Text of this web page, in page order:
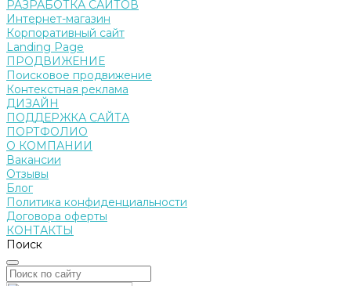
РАЗРАБОТКА САЙТОВ
Интернет-магазин
Корпоративный сайт
Landing Page
ПРОДВИЖЕНИЕ
Поисковое продвижение
Контекстная реклама
ДИЗАЙН
ПОДДЕРЖКА САЙТА
ПОРТФОЛИО
О КОМПАНИИ
Вакансии
Отзывы
Блог
Политика конфиденциальности
Договора оферты
КОНТАКТЫ
Поиск